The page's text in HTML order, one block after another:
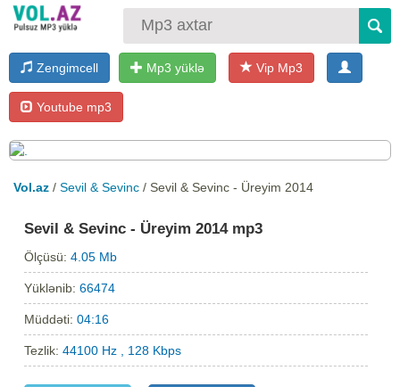
Zengimcell Mp3 yüklə Vip Mp3
Youtube mp3
Vol.az / Sevil & Sevinc / Sevil & Sevinc - Üreyim 2014
Sevil & Sevinc - Üreyim 2014 mp3
Ölçüsü:4.05 Mb
Yüklənib:66474
Müddəti:04:16
Tezlik:44100 Hz , 128 Kbps